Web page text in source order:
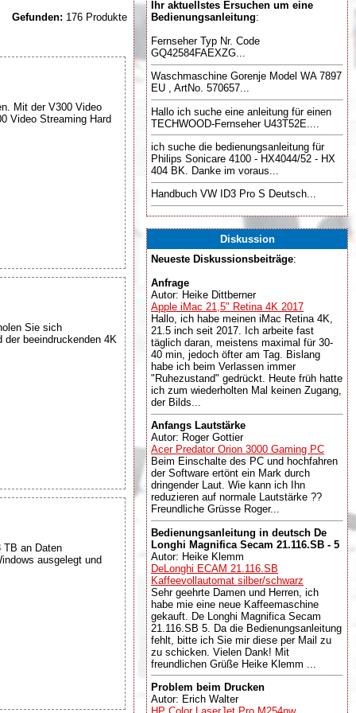
Gefunden: 176 Produkte
Mit der V300 Video
Video Streaming Hard
Sie sich
beeindruckenden 4K
TB an Daten
ausgelegt und
Ihr aktuellstes Ersuchen um eine
Bedienungsanleitung:
Fernseher Typ Nr. Code
GQ42584FAEXZG...
Waschmaschine Gorenje Model WA 7897
EU , ArtNo. 570657...
Hallo ich suche eine anleitung für einen
TECHWOOD-Fernseher U43T52E....
ich suche die bedienungsanleitung für
Philips Sonicare 4100 - HX4044/52 - HX
404 BK. Danke im voraus...
Handbuch VW ID3 Pro S Deutsch...
Diskussion
Neueste Diskussionsbeiträge:
Anfrage
Autor: Heike Dittberner
Apple iMac 21,5" Retina 4K 2017
Hallo, ich habe meinen iMac Retina 4K,
21.5 inch seit 2017. Ich arbeite fast
täglich daran, meistens maximal für 30-
40 min, jedoch öfter am Tag. Bislang
habe ich beim Verlassen immer
"Ruhezustand" gedrückt. Heute früh hatte
ich zum wiederholten Mal keinen Zugang,
der Bilds...
Anfangs Lautstärke
Autor: Roger Gottier
Acer Predator Orion 3000 Gaming PC
Beim Einschalte des PC und hochfahren
der Software ertönt ein Mark durch
dringender Laut. Wie kann ich Ihn
reduzieren auf normale Lautstärke ??
Freundliche Grüsse Roger...
Bedienungsanleitung in deutsch De
Longhi Magnifica Secam 21.116.SB - 5
Autor: Heike Klemm
DeLonghi ECAM 21.116.SB
Kaffeevollautomat silber/schwarz
Sehr geehrte Damen und Herren, ich
habe mie eine neue Kaffeemaschine
gekauft. De Longhi Magnifica Secam
21.116.SB 5. Da die Bedienungsanleitung
fehlt, bitte ich Sie mir diese per Mail zu
zu schicken. Vielen Dank! Mit
freundlichen Grüße Heike Klemm ...
Problem beim Drucken
Autor: Erich Walter